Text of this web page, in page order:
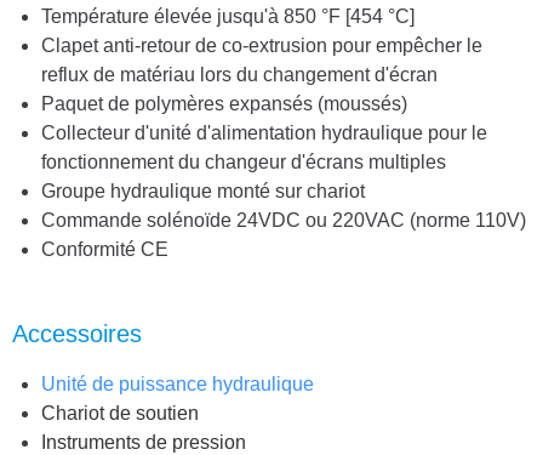
Température élevée jusqu'à 850 °F [454 °C]
Clapet anti-retour de co-extrusion pour empêcher le
reflux de matériau lors du changement d'écran
Paquet de polymères expansés (moussés)
Collecteur d'unité d'alimentation hydraulique pour le
fonctionnement du changeur d'écrans multiples
Groupe hydraulique monté sur chariot
Commande solénoïde 24VDC ou 220VAC (norme 110V)
Conformité CE
Accessoires
Unité de puissance hydraulique
Chariot de soutien
Instruments de pression